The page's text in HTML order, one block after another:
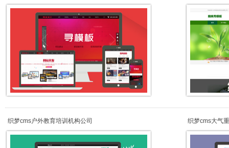
织梦cms户外教育培训机构公司 织梦cms大气